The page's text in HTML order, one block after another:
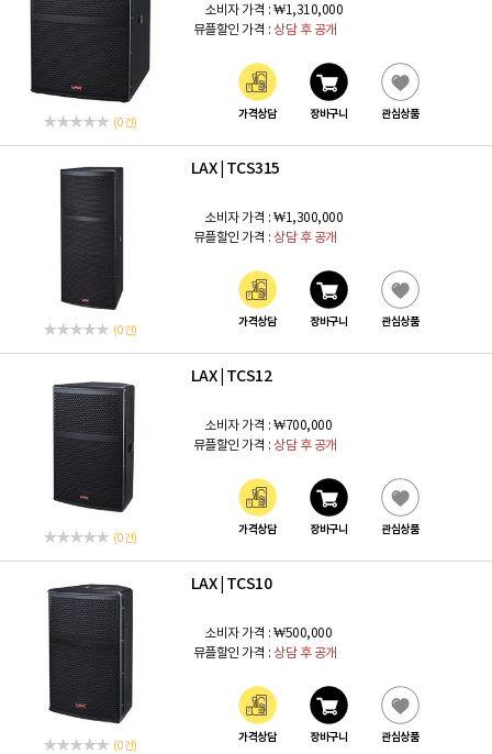
(0 건)
소비자 가격 : ₩1,310,000
뮤플할인 가격 : 상담 후 공개
가격상담 장바구니 관심상품
(0 건)
LAX TCS315
소비자 가격 : ₩1,300,000
뮤플할인 가격 : 상담 후 공개
가격상담 장바구니 관심상품
(0 건)
LAX TCS12
소비자 가격 : ₩700,000
뮤플할인 가격 : 상담 후 공개
가격상담 장바구니 관심상품
(0 건)
LAX TCS10
소비자 가격 : ₩500,000
뮤플할인 가격 : 상담 후 공개
가격상담 장바구니 관심상품